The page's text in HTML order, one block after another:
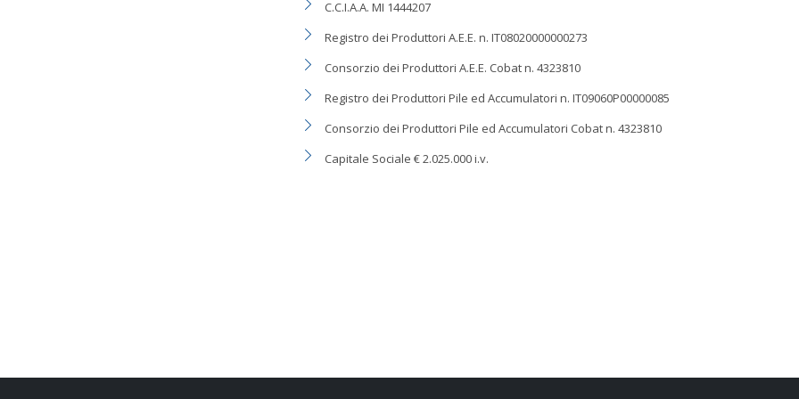
C.C.I.A.A. MI 1444207
Registro dei Produttori A.E.E. n. IT08020000000273
Consorzio dei Produttori A.E.E. Cobat n. 4323810
Registro dei Produttori Pile ed Accumulatori n. IT09060P00000085
Consorzio dei Produttori Pile ed Accumulatori Cobat n. 4323810
Capitale Sociale € 2.025.000 i.v.